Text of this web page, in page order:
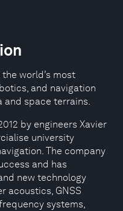
world’s most
and navigation
and space terrains.
by engineers Xavier
university
The company
and has
new technology
acoustics, GNSS
systems,